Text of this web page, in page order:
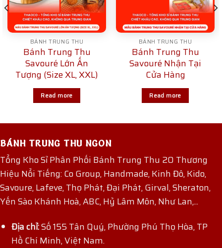
BÁNH TRUNG THU
Bánh Trung Thu
Savouré Lớn Ấn
Tượng (Size XL, XXL)
Read more
BÁNH TRUNG THU
Bánh Trung Thu
Savouré Nhận Tại
Cửa Hàng
Read more
BÁNH TRUNG THU NGON
Tổng Kho Sỉ Phân Phối Bánh Trung Thu 20 Thương
Hiệu Nổi Tiếng: Co Group, Handmade, Kinh Đô, Kido,
Savoure, Lafeve, Thọ Phát, Đại Phát, Girval, Sheraton,
Yến Sào Khánh Hoà, ABC, Hỷ Lâm Môn, Như Lan,...
Địa chỉ:Số 155 Tân Quý, Phường Phú Thọ Hòa, TP
Hồ Chí Minh, Việt Nam.